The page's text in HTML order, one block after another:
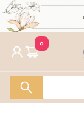
0